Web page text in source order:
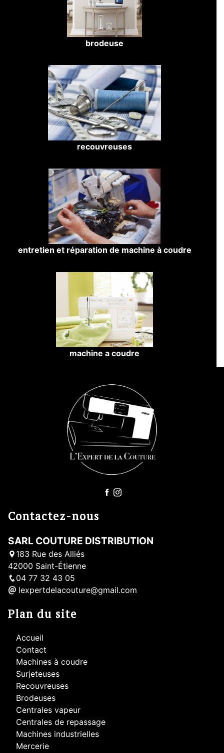
brodeuse
recouvreuses
entretien et réparation de machine à coudre
machine a coudre
Contactez-nous
SARL COUTURE DISTRIBUTION
183 Rue des Alliés
42000 Saint-Étienne
04 77 32 43 05
lexpertdelacouture@gmail.com
Plan du site
Accueil
Contact
Machines à coudre
Surjeteuses
Recouvreuses
Brodeuses
Centrales vapeur
Centrales de repassage
Machines industrielles
Mercerie